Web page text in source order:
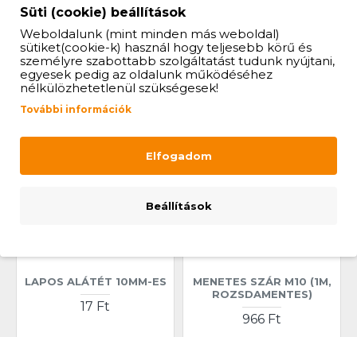
KAPCSOLÓDÓ TERMÉKEK
LAPOS ALÁTÉT 10MM-ES
17 Ft
MENETES SZÁR M10 (1M,
ROZSDAMENTES)
966 Ft
Süti (cookie) beállítások
Weboldalunk (mint minden más weboldal)
sütiket(cookie-k) használ hogy teljesebb körű és
személyre szabottabb szolgáltatást tudunk nyújtani,
egyesek pedig az oldalunk működéséhez
nélkülözhetetlenül szükségesek!
További információk
Elfogadom
Beállítások